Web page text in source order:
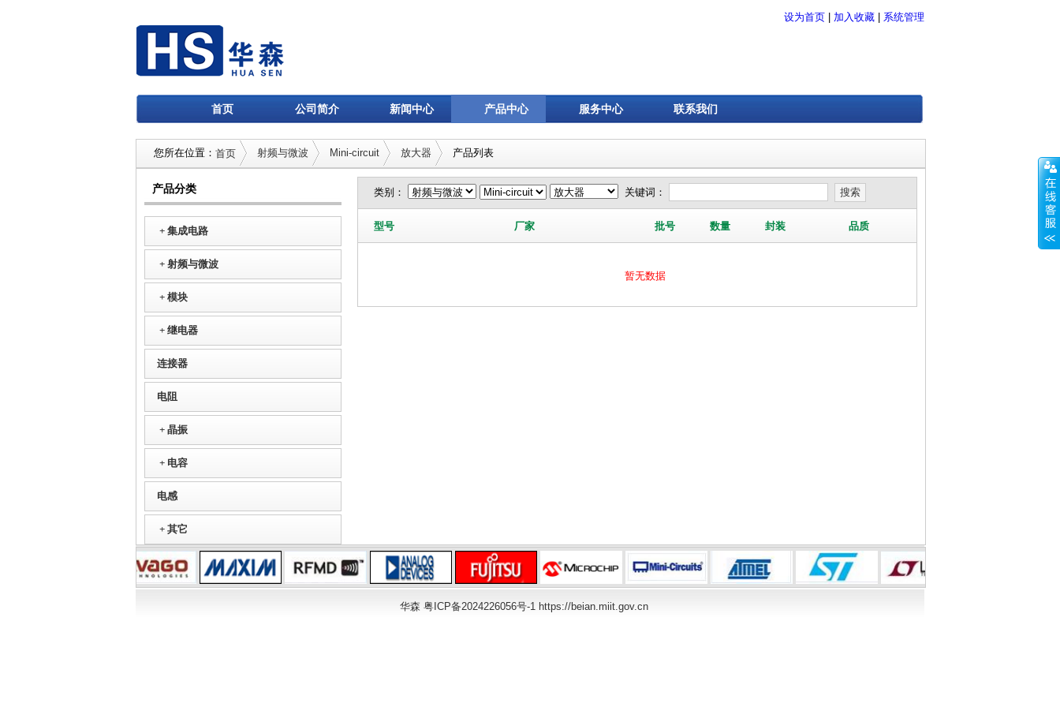
设为首页 加入收藏 系统管理
首页 公司简介 新闻中心 产品中心 服务中心 联系我们
您所在位置： 首页 射频与微波 Mini-circuit 放大器 产品列表
产品分类
+ 集成电路
+ 射频与微波
+ 模块
+ 继电器
连接器
电阻
+ 晶振
+ 电容
电感
+ 其它
类别： 关键词：
型号 厂家 批号 数量 封装 品质
暂无数据
华森 粤ICP备2024226056号-1 https://beian.miit.gov.cn